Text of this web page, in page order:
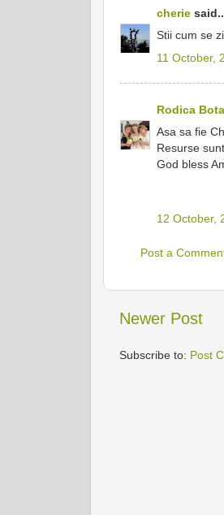
cherie
Stii cum se
11 October,
Rodica
Asa sa fie
Resurse
God bless
12 October,
Post a
Newer Post
Subscribe to: Post